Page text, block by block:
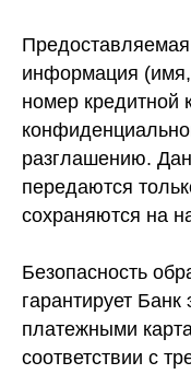
информация
номер кредитной
разглашению.
передаются
сохраняются на
Безопасность
гарантирует
платежными
соответствии с